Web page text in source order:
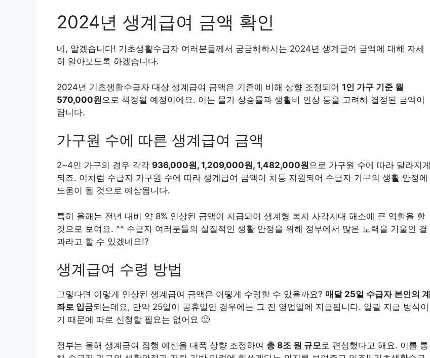
2024년 생계급여 금액 확인
네, 알겠습니다! 기초생활수급자 여러분들께서 궁금해하시는 2024년 생계급여 금액에 대해 자세
히 알아보도록 하겠습니다.
2024년 기초생활수급자 대상 생계급여 금액은 기존에 비해 상향 조정되어 1인 가구 기준 월
570,000원 으로 책정될 예정이에요. 이는 물가 상승률과 생활비 인상 등을 고려해 결정된 금액이
랍니다.
가구원 수에 따른 생계급여 금액
2~4인 가구의 경우 각각 936,000원, 1,209,000원, 1,482,000원으로 가구원 수에 따라 달라지게
되죠. 이처럼 수급자 가구원 수에 따라 생계급여 금액이 차등 지원되어 수급자 가구의 생활 안정에
도움이 될 것으로 예상됩니다.
특히 올해는 전년 대비 약 8% 인상된 금액이 지급되어 생계형 복지 사각지대 해소에 큰 역할을 할
것으로 보여요. ^^ 수급자 여러분들의 실질적인 생활 안정을 위해 정부에서 많은 노력을 기울인 결
과라고 할 수 있겠네요!?
생계급여 수령 방법
그렇다면 이렇게 인상된 생계급여 금액은 어떻게 수령할 수 있을까요? 매달 25일 수급자 본인의 계
좌로 입금되는데요, 만약 25일이 공휴일인 경우에는 그 전 영업일에 지급됩니다. 일괄 지급 방식이
기 때문에 따로 신청할 필요는 없어요 🙂
정부는 올해 생계급여 집행 예산을 대폭 상향 조정하여 총 8조 원 규모 로 편성했다고 해요. 이를 통